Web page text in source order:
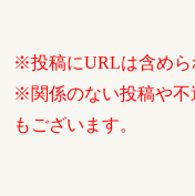
※投稿にURLは含めら
※関係のない投稿や不
もございます。